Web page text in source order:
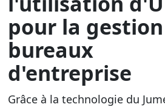
pour la
bureaux
d'entreprise
Grâce à la technologie du